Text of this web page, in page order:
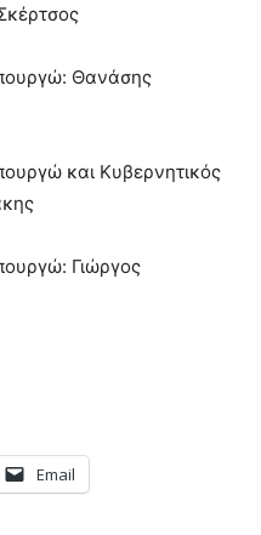
Θανάσης
και Κυβερνητικός
Γιώργος
Email